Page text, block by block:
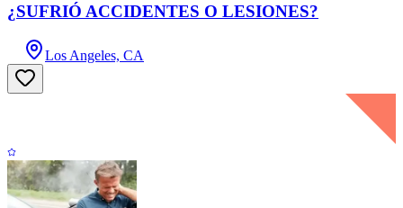
¿SUFRIÓ ACCIDENTES O LESIONES?
Los Angeles, CA